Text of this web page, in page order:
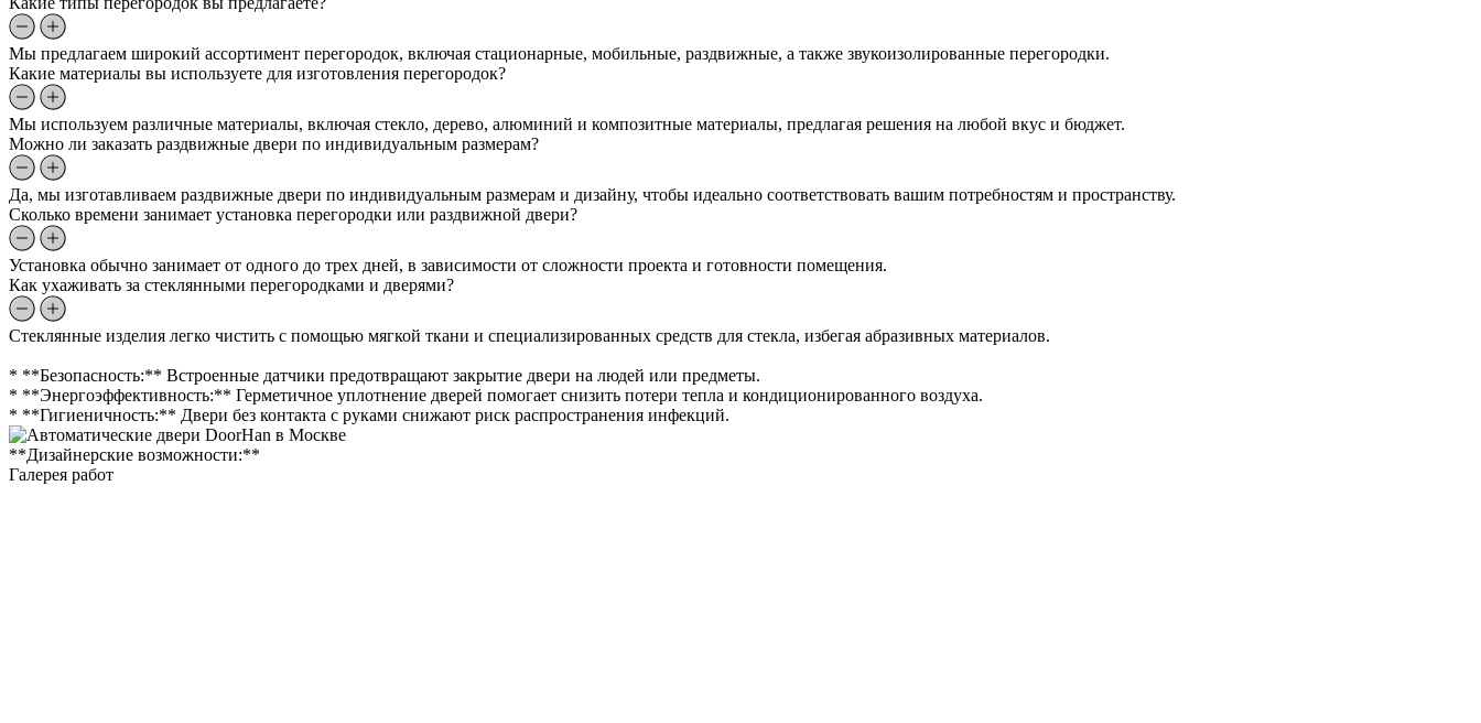
Мы предлагаем широкий ассортимент перегородок, включая стационарные, мобильные, раздвижные, а также звукоизолированные перегородки.
Какие материалы вы используете для изготовления перегородок?
Мы используем различные материалы, включая стекло, дерево, алюминий и композитные материалы, предлагая решения на любой вкус и бюджет.
Можно ли заказать раздвижные двери по индивидуальным размерам?
Да, мы изготавливаем раздвижные двери по индивидуальным размерам и дизайну, чтобы идеально соответствовать вашим потребностям и пространству.
Сколько времени занимает установка перегородки или раздвижной двери?
Установка обычно занимает от одного до трех дней, в зависимости от сложности проекта и готовности помещения.
Как ухаживать за стеклянными перегородками и дверями?
Стеклянные изделия легко чистить с помощью мягкой ткани и специализированных средств для стекла, избегая абразивных материалов.
* **Безопасность:** Встроенные датчики предотвращают закрытие двери на людей или предметы.
* **Энергоэффективность:** Герметичное уплотнение дверей помогает снизить потери тепла и кондиционированного воздуха.
* **Гигиеничность:** Двери без контакта с руками снижают риск распространения инфекций.
**Дизайнерские возможности:**
Галерея работ